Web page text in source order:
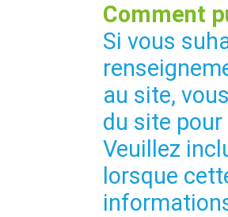
Comment
Si vous
au site,
du site
Veuillez
lorsque